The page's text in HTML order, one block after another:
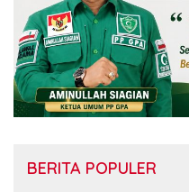
BERITA POPULER